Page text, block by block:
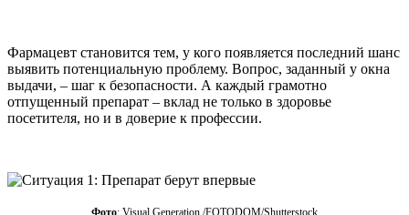
Фармацевт становится тем, у кого появляется последний шанс
выявить потенциальную проблему. Вопрос, заданный у окна
выдачи, – шаг к безопасности. А каждый грамотно
отпущенный препарат – вклад не только в здоровье
посетителя, но и в доверие к профессии.